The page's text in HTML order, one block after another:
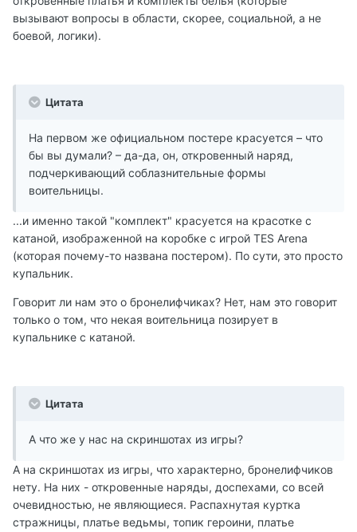
вызывают вопросы в области, скорее, социальной, а не
боевой, логики).
Цитата
На первом же официальном постере красуется – что
бы вы думали? – да-да, он, откровенный наряд,
подчеркивающий соблазнительные формы
воительницы.
...и именно такой "комплект" красуется на красотке с
катаной, изображенной на коробке с игрой TES Arena
(которая почему-то названа постером). По сути, это просто
купальник.
Говорит ли нам это о бронелифчиках? Нет, нам это говорит
только о том, что некая воительница позирует в
купальнике с катаной.
Цитата
А что же у нас на скриншотах из игры?
А на скриншотах из игры, что характерно, бронелифчиков
нету. На них - откровенные наряды, доспехами, со всей
очевидностью, не являющиеся. Распахнутая куртка
стражницы, платье ведьмы, топик героини, платье